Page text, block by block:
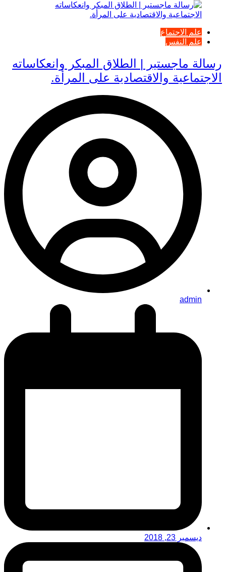
علم الاجتماع
علم النفس
رسالة ماجستير | الطلاق المبكر وانعكاساته
الاجتماعية والاقتصادية على المرأة.
admin
ديسمبر 23, 2018